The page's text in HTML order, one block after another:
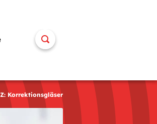
Korrektionsgläser